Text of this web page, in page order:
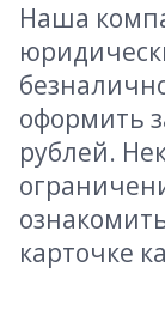
Наша
оформить
рублей.
карточке